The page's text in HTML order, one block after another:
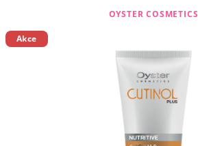
OYSTER COSMETICS
Akce